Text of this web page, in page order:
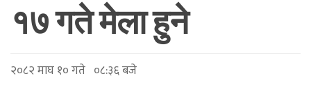
१७ गते मेला हुने
२०८२ माघ १० गते ०८:३६ बजे